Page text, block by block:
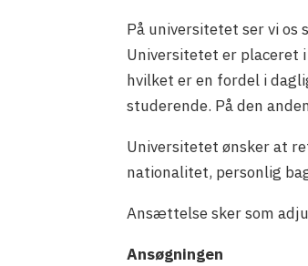
På universitetet ser vi os
Universitetet er placeret
hvilket er en fordel i
studerende. På den
Universitetet ønsker at
nationalitet, personlig
Ansættelse sker som
Ansøgningen